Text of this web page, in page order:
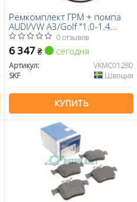
Ремкомплект ГРМ + помпа
AUDI/VW A3/Golf "1,0-1,4
"11>>
0 отзывов
6 347 ₴ сегодня
Артикул:
VKMC01280
SKF
Швеция
КУПИТЬ